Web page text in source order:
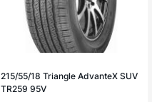
215/55/18 Triangle AdvanteX SUV
TR259 95V